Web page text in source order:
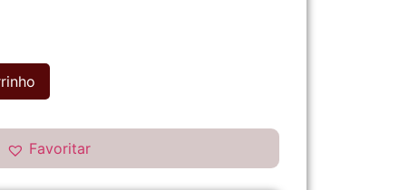
Favoritar